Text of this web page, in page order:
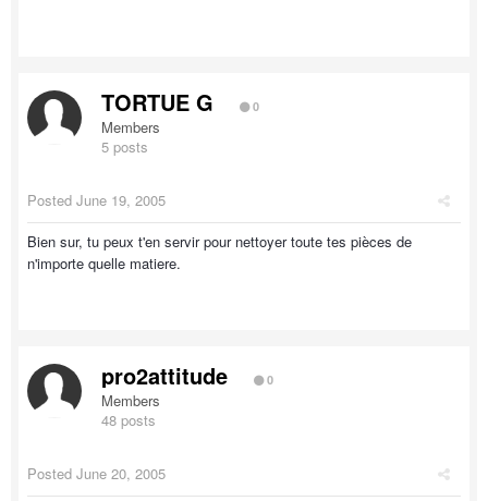
TORTUE G 0
Members
5 posts
Posted June 19, 2005
Bien sur, tu peux t'en servir pour nettoyer toute tes pièces de
n'importe quelle matiere.
pro2attitude 0
Members
48 posts
Posted June 20, 2005